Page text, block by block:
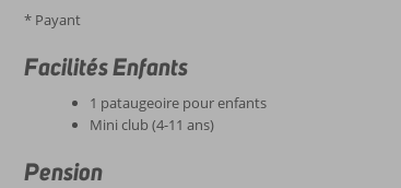
* Payant
Facilités Enfants
1 pataugeoire pour enfants
Mini club (4-11 ans)
Pension